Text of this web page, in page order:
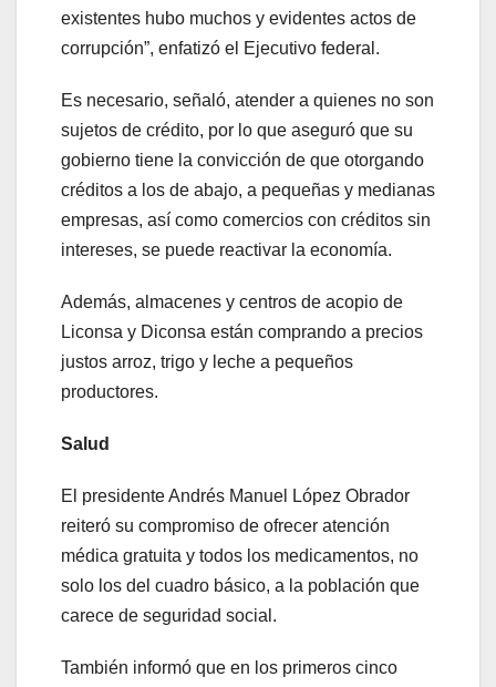
existentes hubo muchos y evidentes actos de
corrupción”, enfatizó el Ejecutivo federal.
Es necesario, señaló, atender a quienes no son
sujetos de crédito, por lo que aseguró que su
gobierno tiene la convicción de que otorgando
créditos a los de abajo, a pequeñas y medianas
empresas, así como comercios con créditos sin
intereses, se puede reactivar la economía.
Además, almacenes y centros de acopio de
Liconsa y Diconsa están comprando a precios
justos arroz, trigo y leche a pequeños
productores.
Salud
El presidente Andrés Manuel López Obrador
reiteró su compromiso de ofrecer atención
médica gratuita y todos los medicamentos, no
solo los del cuadro básico, a la población que
carece de seguridad social.
También informó que en los primeros cinco